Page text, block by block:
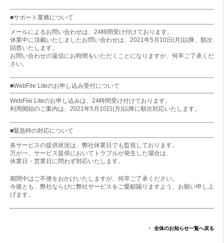
■サポート業務について
メールによるお問い合わせは、24時間受け付けております。
休業中に頂戴いたしましたお問い合わせは、2021年5月10日(月)以降、順次
回答いたします。
お問い合わせの返信にお時間をいただくことになりますが、何卒ご了承くだ
さい。
■WebFile Liteのお申し込み受付について
WebFile Liteのお申し込みは、24時間受け付けております。
利用開始のご案内は、2021年5月10日(月)以降に順次対応いたします。
■緊急時の対応について
各サービスの提供状況は、弊社休業日でも監視しております。
万が一、サービス提供においてトラブルが発生した場合は、
休業日・営業日に問わず対応いたします。
期間中はご不便をおかけいたしますが、何卒ご了承ください。
今後とも、弊社ならびに弊社サービスをご愛顧賜りますよう、お願い申し上
げます。
全体のお知らせ一覧へ戻る